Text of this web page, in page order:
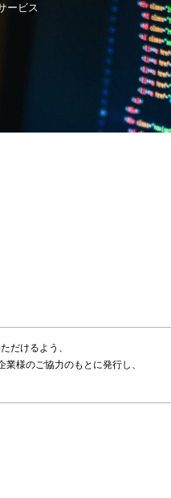
ービス
だけるよう、
様のご協力のもとに発行し、